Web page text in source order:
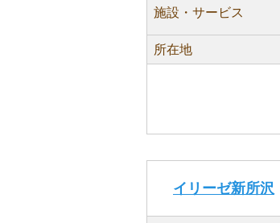
施設・サービス
所在地
イリーゼ新所沢